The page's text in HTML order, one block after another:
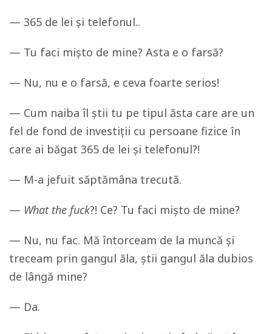
— 365 de lei și telefonul..
— Tu faci mișto de mine? Asta e o farsă?
— Nu, nu e o farsă, e ceva foarte serios!
— Cum naiba îl știi tu pe tipul ăsta care are un
fel de fond de investiții cu persoane fizice în
care ai băgat 365 de lei și telefonul?!
— M-a jefuit săptămâna trecută.
— What the fuck?! Ce? Tu faci mișto de mine?
— Nu, nu fac. Mă întorceam de la muncă și
treceam prin gangul ăla, știi gangul ăla dubios
de lângă mine?
— Da.